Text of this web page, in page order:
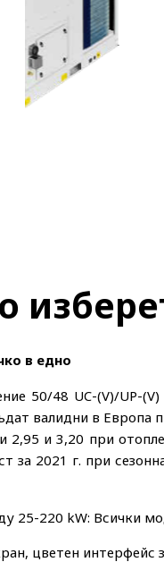
в едно
50/48 UC-(V)/UP-
валидни в Европа
2,95 и 3,20 при
за 2021 г. при
25-220 kW: Всички
цветен